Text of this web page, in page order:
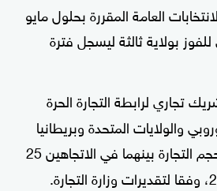
العامة المقررة بحلول مايو
بولاية ثالثة ليسجل فترة
تجاري لرابطة التجارة الحرة
والولايات المتحدة وبريطانيا
والصين، إذ بلغ إجمالي حجم التجارة بينهما في الاتجاهين 25